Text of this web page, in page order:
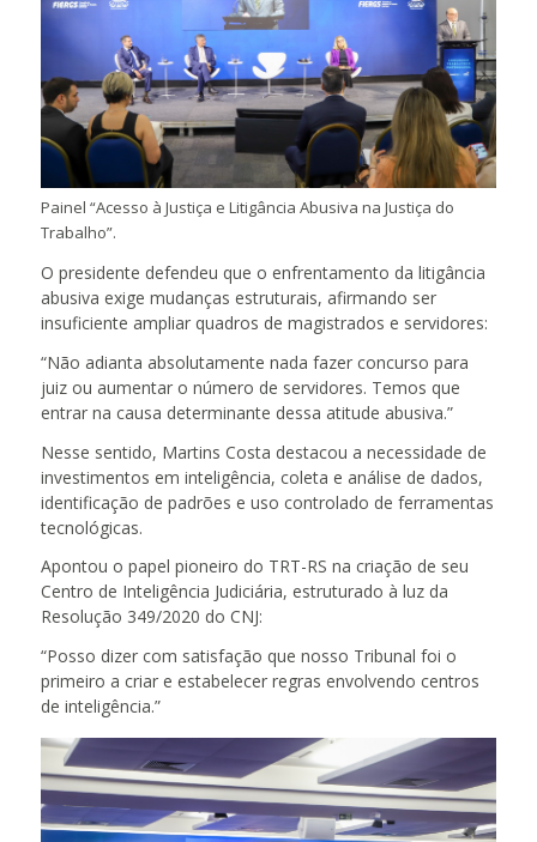
Painel “Acesso à Justiça e Litigância Abusiva na Justiça do
Trabalho”.
O presidente defendeu que o enfrentamento da litigância
abusiva exige mudanças estruturais, afirmando ser
insuficiente ampliar quadros de magistrados e servidores:
“Não adianta absolutamente nada fazer concurso para
juiz ou aumentar o número de servidores. Temos que
entrar na causa determinante dessa atitude abusiva.”
Nesse sentido, Martins Costa destacou a necessidade de
investimentos em inteligência, coleta e análise de dados,
identificação de padrões e uso controlado de ferramentas
tecnológicas.
Apontou o papel pioneiro do TRT-RS na criação de seu
Centro de Inteligência Judiciária, estruturado à luz da
Resolução 349/2020 do CNJ:
“Posso dizer com satisfação que nosso Tribunal foi o
primeiro a criar e estabelecer regras envolvendo centros
de inteligência.”